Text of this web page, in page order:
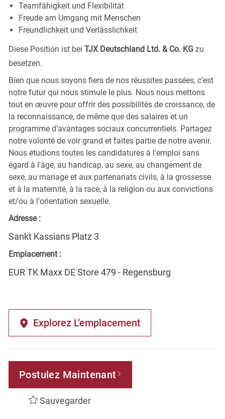
Teamfähigkeit und Flexibilität
Freude am Umgang mit Menschen
Freundlichkeit und Verlässlichkeit
Diese Position ist bei TJX Deutschland Ltd. & Co. KG zu
besetzen.
Bien que nous soyons fiers de nos réussites passées, c’est
notre futur qui nous stimule le plus. Nous nous mettons
tout en œuvre pour offrir des possibilités de croissance, de
la reconnaissance, de même que des salaires et un
programme d’avantages sociaux concurrentiels. Partagez
notre volonté de voir grand et faites partie de notre avenir.
Nous étudions toutes les candidatures à l'emploi sans
égard à l'âge, au handicap, au sexe, au changement de
sexe, au mariage et aux partenariats civils, à la grossesse
et à la maternité, à la race, à la religion ou aux convictions
et/ou à l'orientation sexuelle.
Adresse :
Sankt Kassians Platz 3
Emplacement :
EUR TK Maxx DE Store 479 - Regensburg
Explorez L’emplacement
Postulez Maintenant
Sauvegarder